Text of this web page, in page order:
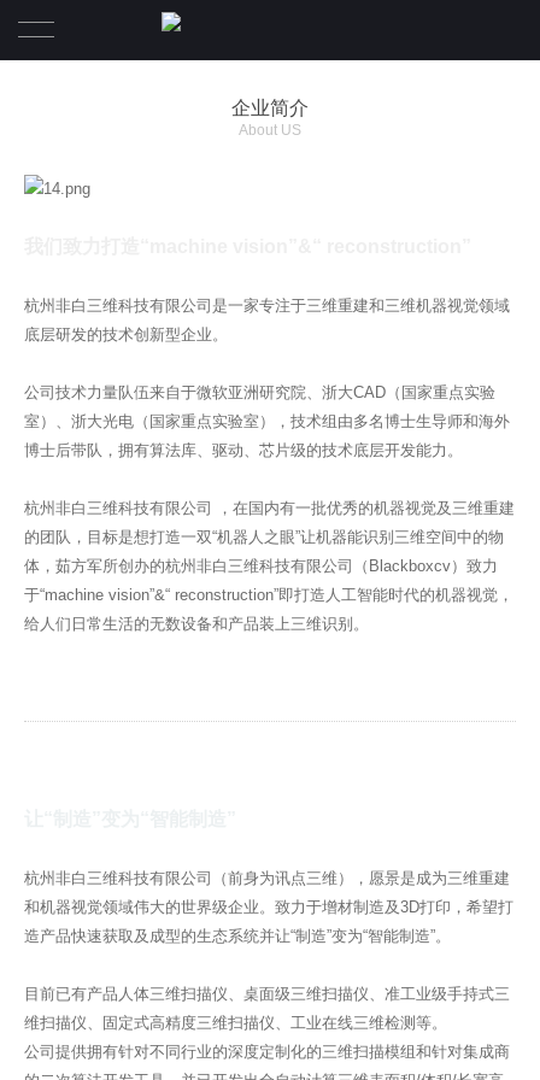
企业简介
About US
杭州非白三维科技有限公司是一家专注于三维重建和三维机器视觉领域
底层研发的技术创新型企业。
公司技术力量队伍来自于微软亚洲研究院、浙大CAD（国家重点实验
室）、浙大光电（国家重点实验室），技术组由多名博士生导师和海外
博士后带队，拥有算法库、驱动、芯片级的技术底层开发能力。
杭州非白三维科技有限公司 ，在国内有一批优秀的机器视觉及三维重建
的团队，目标是想打造一双“机器人之眼”让机器能识别三维空间中的物
体，茹方军所创办的杭州非白三维科技有限公司（Blackboxcv）致力
于“machine vision”&“ reconstruction”即打造人工智能时代的机器视觉，
给人们日常生活的无数设备和产品装上三维识别。
杭州非白三维科技有限公司（前身为讯点三维），愿景是成为三维重建
和机器视觉领域伟大的世界级企业。致力于增材制造及3D打印，希望打
造产品快速获取及成型的生态系统并让“制造”变为“智能制造”。
目前已有产品人体三维扫描仪、桌面级三维扫描仪、准工业级手持式三
维扫描仪、固定式高精度三维扫描仪、工业在线三维检测等。
公司提供拥有针对不同行业的深度定制化的三维扫描模组和针对集成商
关于非白
企业简介
关于我们
人才招聘
新闻
软件下载